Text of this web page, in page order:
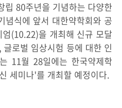
립 80주년을 기념하는 다양한
념식에 앞서 대한약학회와 공
(10.22)을 개최해 신규 모달
로벌 임상시험 등에 대한 인
11월 28일에는 한국약제학
세미나'를 개최할 예정이다.